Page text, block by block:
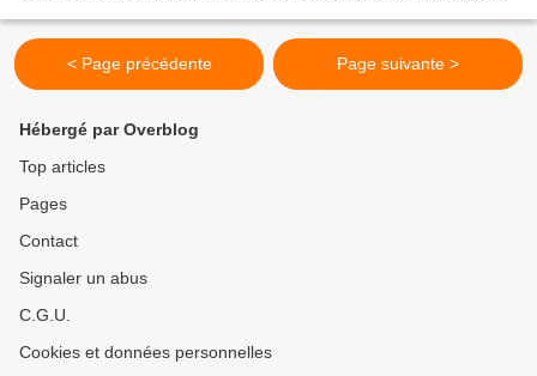
< Page précédente Page suivante >
Hébergé par Overblog
Top articles
Pages
Contact
Signaler un abus
C.G.U.
Cookies et données personnelles